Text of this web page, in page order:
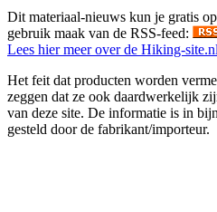
Dit materiaal-nieuws kun je gratis
gebruik maak van de RSS-feed:
Lees hier meer over de Hiking-
Het feit dat producten worden
zeggen dat ze ook daardwerkelijk
van deze site. De informatie is in
gesteld door de fabrikant/importeur.